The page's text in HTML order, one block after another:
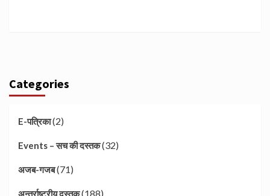
Categories
E-पत्रिका(2)
Events – सच की दस्तक(32)
अजब-गजब(71)
(188)